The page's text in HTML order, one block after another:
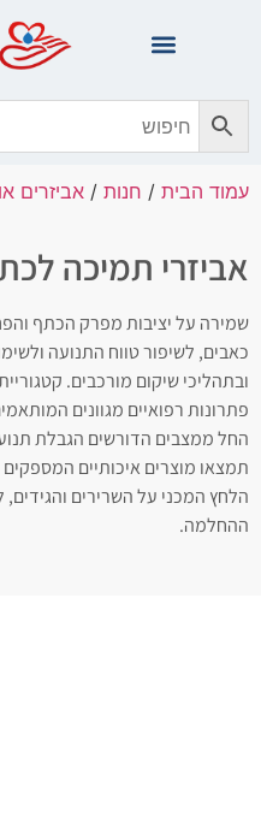
עמוד הבית / חנות / אביזרים
אביזרי תמיכה
שמירה על יציבות מפרק הכתף
כאבים, לשיפור טווח התנועה
ובתהליכי שיקום מורכבים.
פתרונות רפואיים מגוונים
החל ממצבים הדורשים הגבלת
תמצאו מוצרים איכותיים
הלחץ המכני על השרירים והגידים,
ההחלמה.